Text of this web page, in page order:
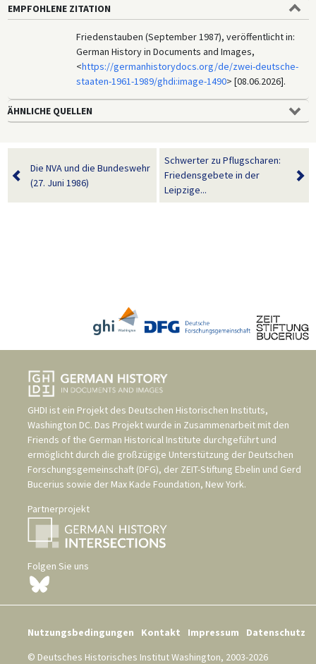
EMPFOHLENE ZITATION
Friedenstauben (September 1987), veröffentlicht in:
German History in Documents and Images,
<https://germanhistorydocs.org/de/zwei-deutsche-
staaten-1961-1989/ghdi:image-1490> [08.06.2026].
ÄHNLICHE QUELLEN
Die NVA und die Bundeswehr
(27. Juni 1986)
Schwerter zu Pflugscharen:
Friedensgebete in der
Leipzige...
GHDI ist ein Projekt des Deutschen Historischen Instituts,
Washington DC. Das Projekt wurde in Zusammenarbeit mit den
Friends of the German Historical Institute durchgeführt und
ermöglicht durch die großzügige Unterstützung der Deutschen
Forschungsgemeinschaft (DFG), der ZEIT-Stiftung Ebelin und Gerd
Bucerius sowie der Max Kade Foundation, New York.
Partnerprojekt
Folgen Sie uns
Nutzungsbedingungen Kontakt Impressum
Datenschutz
© Deutsches Historisches Institut Washington, 2003-2026